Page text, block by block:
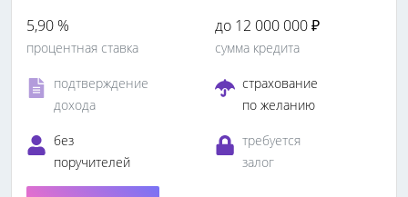
5,90 %
процентная ставка
до 12 000 000 ₽
сумма кредита
подтверждение
дохода
страхование
по желанию
без
поручителей
требуется
залог